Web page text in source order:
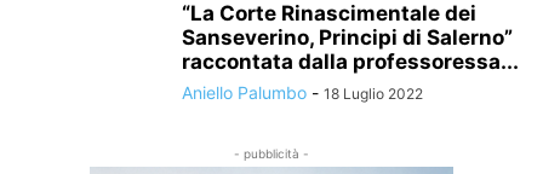
“La Corte Rinascimentale dei
Sanseverino, Principi di Salerno”
raccontata dalla professoressa...
Aniello Palumbo - 18 Luglio 2022
- pubblicità -